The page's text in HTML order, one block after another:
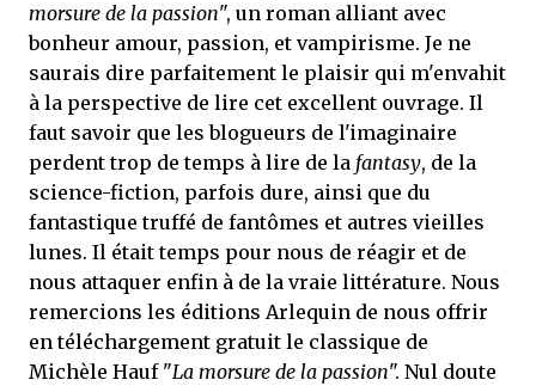
morsure de la passion", un roman alliant avec
bonheur amour, passion, et vampirisme. Je ne
saurais dire parfaitement le plaisir qui m'envahit
à la perspective de lire cet excellent ouvrage. Il
faut savoir que les blogueurs de l'imaginaire
perdent trop de temps à lire de la fantasy, de la
science-fiction, parfois dure, ainsi que du
fantastique truffé de fantômes et autres vieilles
lunes. Il était temps pour nous de réagir et de
nous attaquer enfin à de la vraie littérature. Nous
remercions les éditions Arlequin de nous offrir
en téléchargement gratuit le classique de
Michèle Hauf "La morsure de la passion". Nul doute